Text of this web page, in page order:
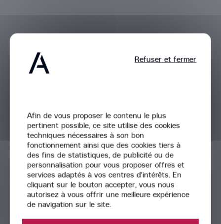
Acta
Groupe
Afin de vous proposer le contenu le plus
pertinent possible, ce site utilise des cookies
techniques nécessaires à son bon
fonctionnement ainsi que des cookies tiers à
des fins de statistiques, de publicité ou de
personnalisation pour vous proposer offres et
services adaptés à vos centres d'intérêts. En
cliquant sur le bouton accepter, vous nous
autorisez à vous offrir une meilleure expérience
de navigation sur le site.
Refuser et fermer